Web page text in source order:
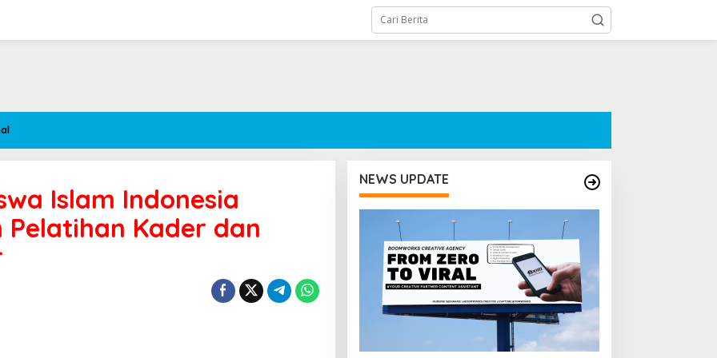
Islam Indonesia
Pelatihan Kader dan
NEWS UPDATE